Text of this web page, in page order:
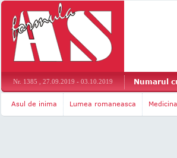
Nr. 1385 , 27.09.2019 - 03.10.2019 Numarul
Asul de inima Lumea romaneasca